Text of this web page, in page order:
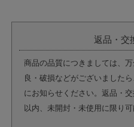
返品・交
商品の品質につきましては、
良・破損などがございました
にお知らせください。返品・
以内、未開封・未使用に限り可